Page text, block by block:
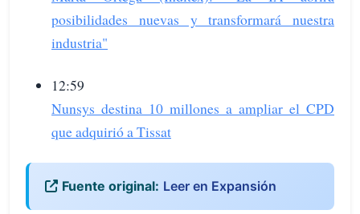
posibilidades nuevas y transformará nuestra
industria"
12:59
Nunsys destina 10 millones a ampliar el CPD
que adquirió a Tissat
Fuente original: Leer en Expansión